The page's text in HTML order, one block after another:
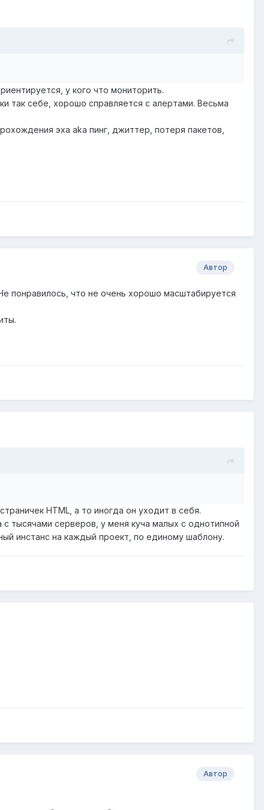
у кого что мониторить.
так себе, хорошо справляется с алертами. Весьма
эха aka пинг, джиттер, потеря пакетов,
Автор
понравилось, что не очень хорошо масштабируется
HTML, а то иногда он уходит в себя.
тысячами серверов, у меня куча малых с однотипной
инстанс на каждый проект, по единому шаблону.
Автор